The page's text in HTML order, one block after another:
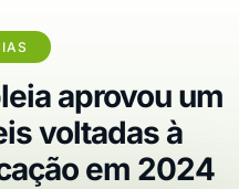
aprovou um
voltadas à
em 2024